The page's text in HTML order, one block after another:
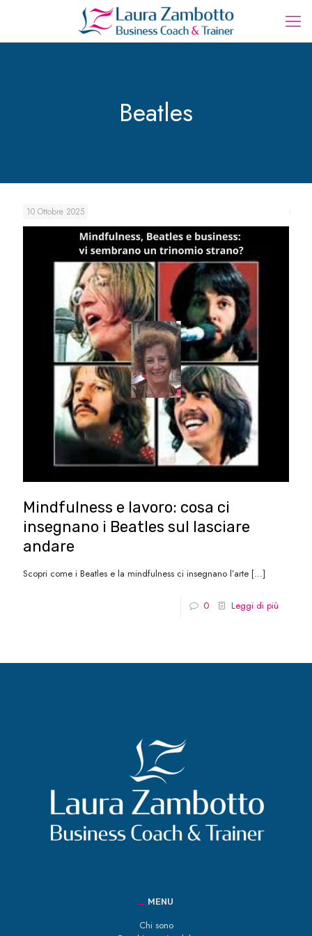
Beatles
10 Ottobre 2025
Mindfulness e lavoro: cosa ci
insegnano i Beatles sul lasciare
andare
Scopri come i Beatles e la mindfulness ci insegnano l’arte […]
0 Leggi di più
MENU
Chi sono